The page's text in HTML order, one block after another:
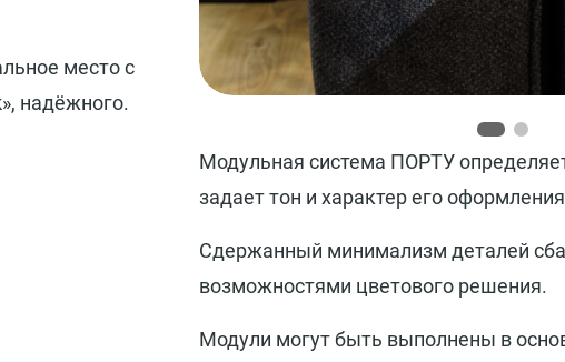
место с
надёжного.
Модульная система ПОРТУ
задает тон и характер его
Сдержанный минимализм деталей
возможностями цветового решения.
Модули могут быть выполнены в